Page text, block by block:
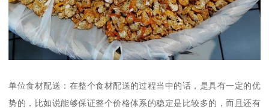
单位食材配送：在整个食材配送的过程当中的话，是具有一定的优
势的，比如说能够保证整个价格体系的稳定是比较多的，而且还有